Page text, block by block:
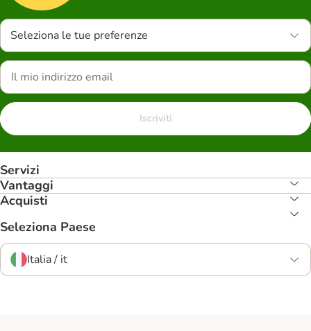
Seleziona le tue preferenze
Iscriviti
Servizi
Vantaggi
Acquisti
Seleziona Paese
Italia / it